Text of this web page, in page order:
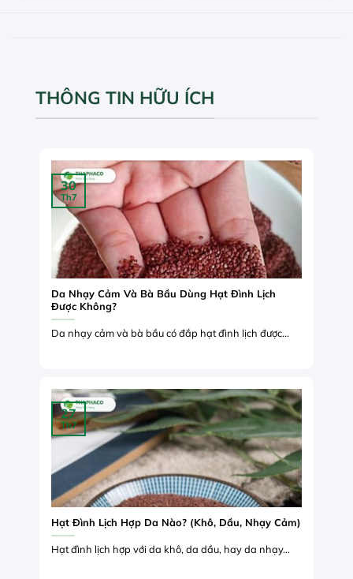
THÔNG TIN HỮU ÍCH
Da Nhạy Cảm Và Bà Bầu Dùng Hạt Đình Lịch
Được Không?
Da nhạy cảm và bà bầu có đắp hạt đình lịch được...
30
Th7
Hạt Đình Lịch Hợp Da Nào? (Khô, Dầu, Nhạy Cảm)
Hạt đình lịch hợp với da khô, da dầu, hay da nhạy...
27
Th7